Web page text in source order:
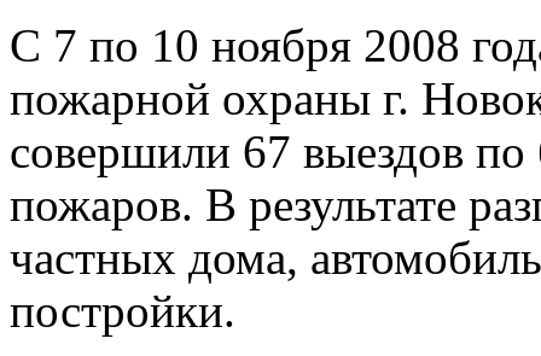
С 7 по 10 ноября 2008
пожарной охраны г.
совершили 67 выездов по
пожаров. В результате
частных дома,
постройки.